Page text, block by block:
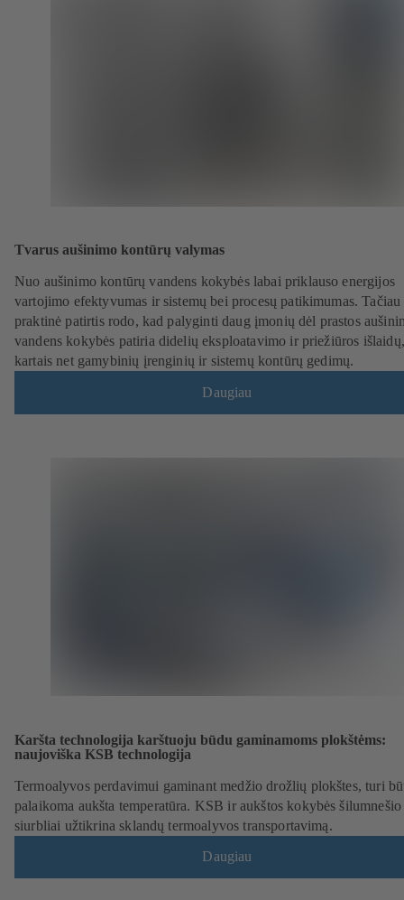
Tvarus aušinimo kontūrų valymas
Nuo aušinimo kontūrų vandens kokybės labai priklauso energijos
vartojimo efektyvumas ir sistemų bei procesų patikimumas. Tačiau
praktinė patirtis rodo, kad palyginti daug įmonių dėl prastos
vandens kokybės patiria didelių eksploatavimo ir priežiūros
kartais net gamybinių įrenginių ir sistemų kontūrų gedimų.
Daugiau
Karšta technologija karštuoju būdu gaminamoms plokštėms:
naujoviška KSB technologija
Termoalyvos perdavimui gaminant medžio drožlių plokštes, turi
palaikoma aukšta temperatūra. KSB ir aukštos kokybės šilumnešio
siurbliai užtikrina sklandų termoalyvos transportavimą.
Daugiau